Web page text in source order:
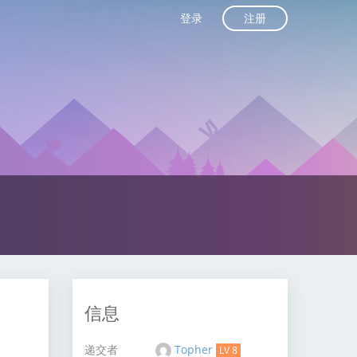
登录 注册
信息
递交者 Topher LV 8